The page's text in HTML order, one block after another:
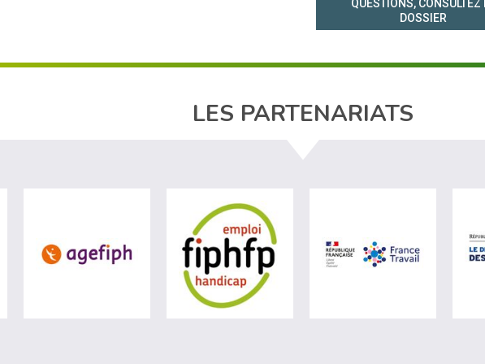
QUESTIONS, CONSULTEZ
DOSSIER
LES PARTENARIATS
visiter les site de Ministère du travail (nouvelle fenêtre)
visiter les site de Agefiph (nouvelle fenêtre)visiter les site de Fiphfp (nouvelle fenêtre)
visiter les